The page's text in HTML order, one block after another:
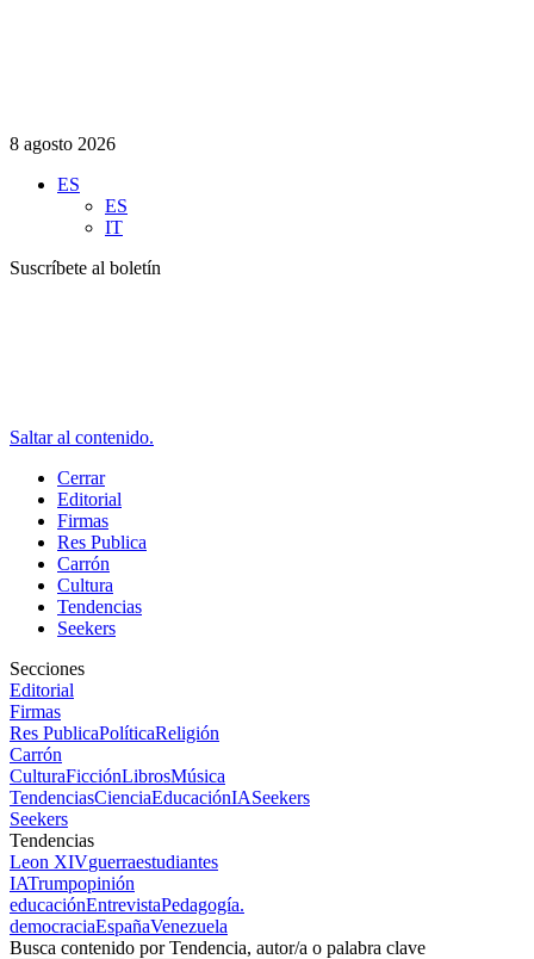
8 agosto 2026
ES
ES
IT
Suscríbete al boletín
Saltar al contenido.
Cerrar
Editorial
Firmas
Res Publica
Carrón
Cultura
Tendencias
Seekers
Secciones
Editorial
Firmas
Res PublicaPolíticaReligión
Carrón
CulturaFicciónLibrosMúsica
TendenciasCienciaEducaciónIASeekers
Seekers
Tendencias
Leon XIVguerraestudiantes
IATrumpopinión
educaciónEntrevistaPedagogía.
democraciaEspañaVenezuela
Busca contenido por Tendencia, autor/a o palabra clave